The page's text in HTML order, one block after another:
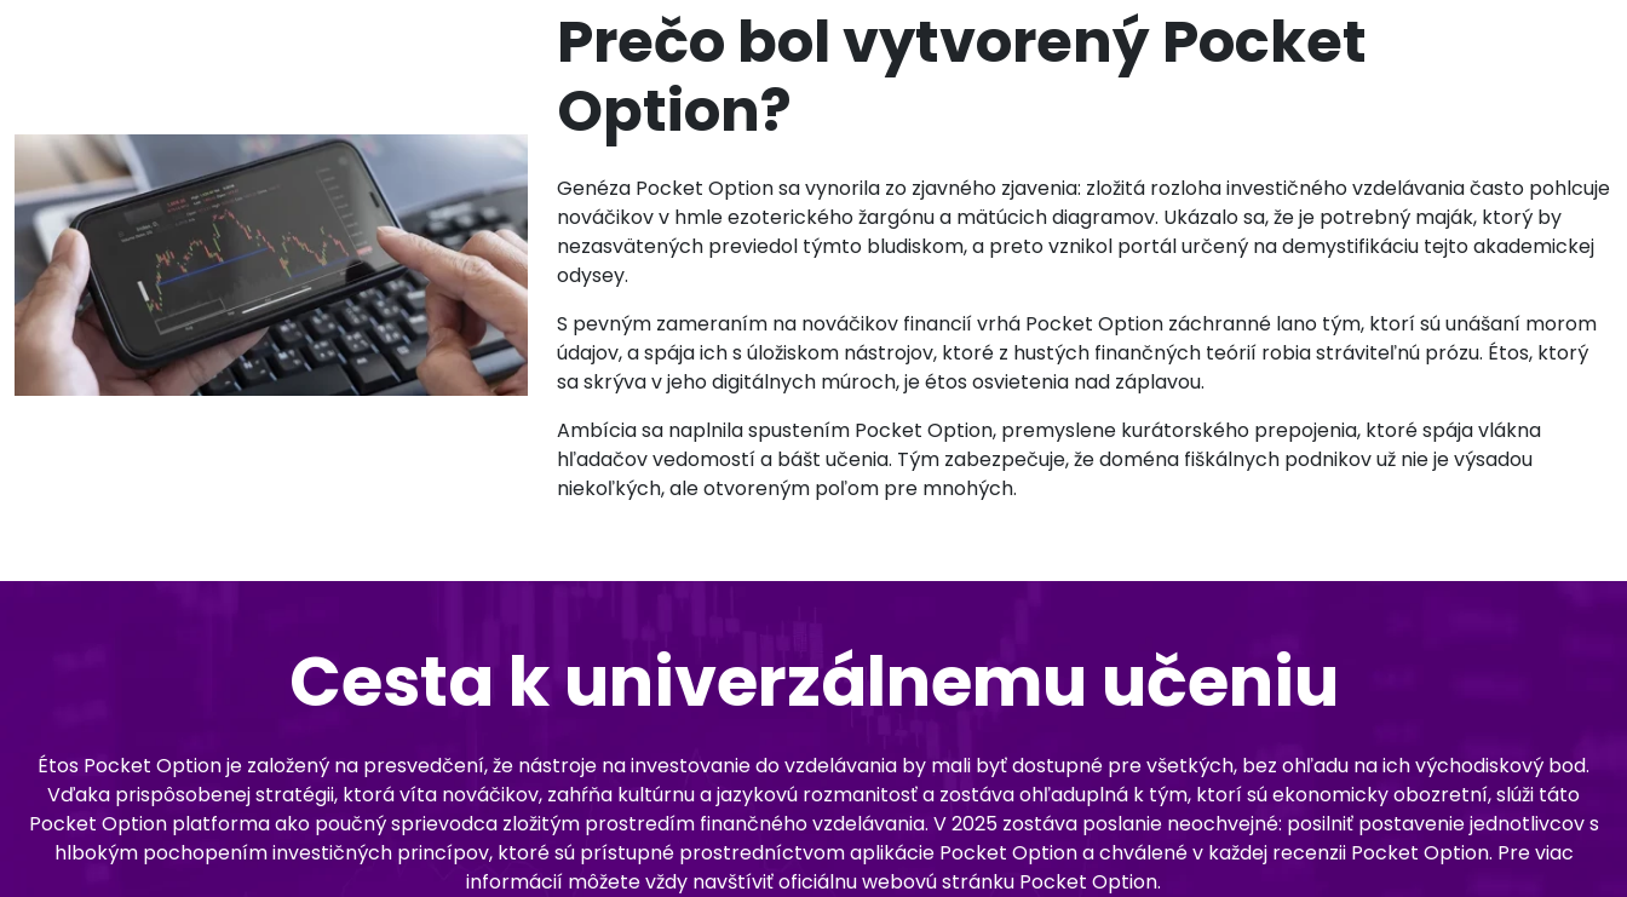
Prečo bol vytvorený Pocket
Option?
Genéza Pocket Option sa vynorila zo zjavného zjavenia: zložitá rozloha investičného vzdelávania často pohlcuje
nováčikov v hmle ezoterického žargónu a mätúcich diagramov. Ukázalo sa, že je potrebný maják, ktorý by
nezasvätených previedol týmto bludiskom, a preto vznikol portál určený na demystifikáciu tejto akademickej
odysey.
S pevným zameraním na nováčikov financií vrhá Pocket Option záchranné lano tým, ktorí sú unášaní morom
údajov, a spája ich s úložiskom nástrojov, ktoré z hustých finančných teórií robia stráviteľnú prózu. Étos, ktorý
sa skrýva v jeho digitálnych múroch, je étos osvietenia nad záplavou.
Ambícia sa naplnila spustením Pocket Option, premyslene kurátorského prepojenia, ktoré spája vlákna
hľadačov vedomostí a bášt učenia. Tým zabezpečuje, že doména fiškálnych podnikov už nie je výsadou
niekoľkých, ale otvoreným poľom pre mnohých.
Cesta k univerzálnemu učeniu
Étos Pocket Option je založený na presvedčení, že nástroje na investovanie do vzdelávania by mali byť dostupné pre všetkých, bez ohľadu na ich východiskový bod.
Vďaka prispôsobenej stratégii, ktorá víta nováčikov, zahŕňa kultúrnu a jazykovú rozmanitosť a zostáva ohľaduplná k tým, ktorí sú ekonomicky obozretní, slúži táto
Pocket Option platforma ako poučný sprievodca zložitým prostredím finančného vzdelávania. V 2025 zostáva poslanie neochvejné: posilniť postavenie jednotlivcov s
hlbokým pochopením investičných princípov, ktoré sú prístupné prostredníctvom aplikácie Pocket Option a chválené v každej recenzii Pocket Option. Pre viac
informácií môžete vždy navštíviť oficiálnu webovú stránku Pocket Option.